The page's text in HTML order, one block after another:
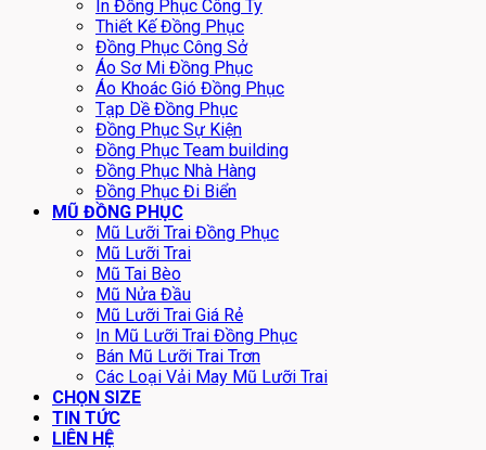
In Đồng Phục Công Ty
Thiết Kế Đồng Phục
Đồng Phục Công Sở
Áo Sơ Mi Đồng Phục
Áo Khoác Gió Đồng Phục
Tạp Dề Đồng Phục
Đồng Phục Sự Kiện
Đồng Phục Team building
Đồng Phục Nhà Hàng
Đồng Phục Đi Biển
MŨ ĐỒNG PHỤC
Mũ Lưỡi Trai Đồng Phục
Mũ Lưỡi Trai
Mũ Tai Bèo
Mũ Nửa Đầu
Mũ Lưỡi Trai Giá Rẻ
In Mũ Lưỡi Trai Đồng Phục
Bán Mũ Lưỡi Trai Trơn
Các Loại Vải May Mũ Lưỡi Trai
CHỌN SIZE
TIN TỨC
LIÊN HỆ